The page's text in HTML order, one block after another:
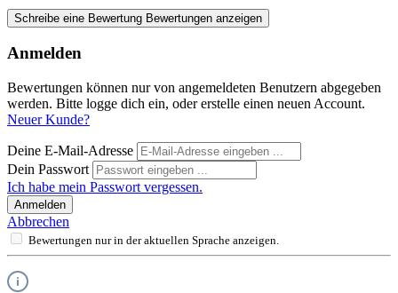
Schreibe eine Bewertung Bewertungen anzeigen
Anmelden
Bewertungen können nur von angemeldeten Benutzern abgegeben
werden. Bitte logge dich ein, oder erstelle einen neuen Account.
Neuer Kunde?
Deine E-Mail-Adresse
Dein Passwort
Ich habe mein Passwort vergessen.
Anmelden
Abbrechen
Bewertungen nur in der aktuellen Sprache anzeigen.